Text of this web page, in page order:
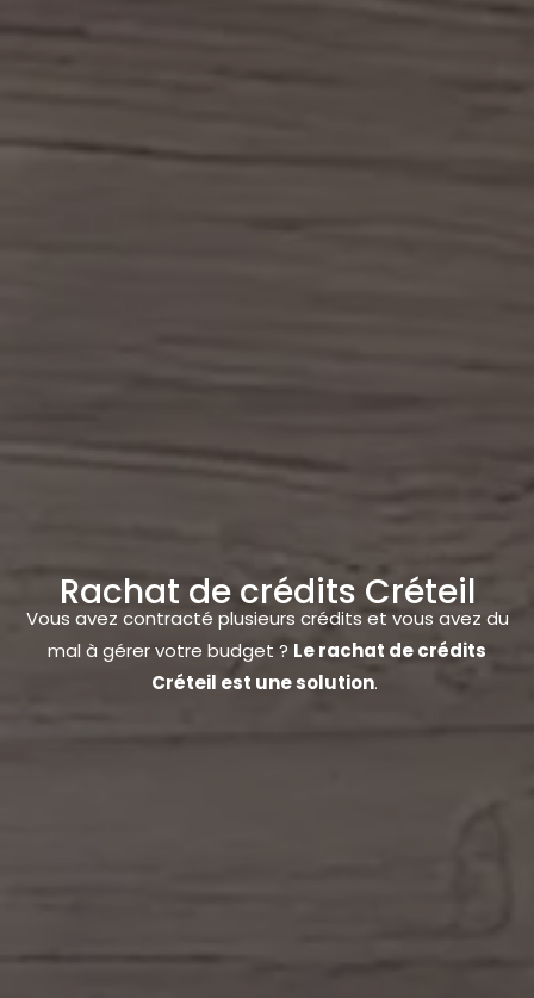
Rachat de crédits Créteil
Vous avez contracté plusieurs crédits et vous avez du
mal à gérer votre budget ? Le rachat de crédits
Créteil est une solution.